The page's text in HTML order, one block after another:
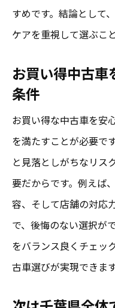
すめです。結論として
ケアを重視して選ぶこ
お買い得中古車
条件
お買い得な中古車を安
を満たすことが必要で
と見落としがちなリス
要だからです。例えば
容、そして店舗の対応
で、後悔のない選択が
をバランス良くチェッ
古車選びが実現できます